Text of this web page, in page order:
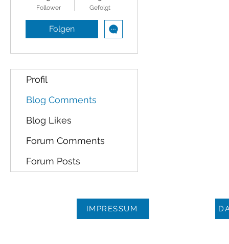
Follower Gefolgt
Folgen
Profil
Blog Comments
Blog Likes
Forum Comments
Forum Posts
IMPRESSUM